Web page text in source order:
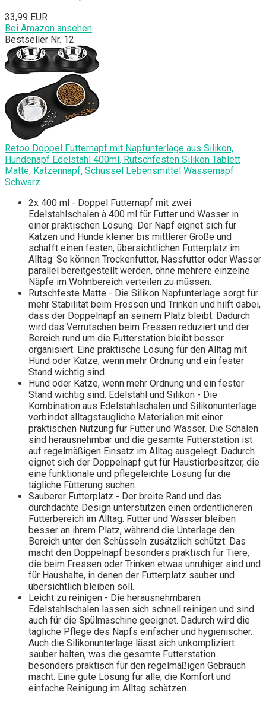
33,99 EUR
Bei Amazon ansehen
Bestseller Nr. 12
Retoo Doppel Futternapf mit Napfunterlage aus Silikon,
Hundenapf Edelstahl 400ml, Rutschfesten Silikon Tablett
Matte, Katzennapf, Schüssel Lebensmittel Wassernapf
Schwarz
2x 400 ml - Doppel Futternapf mit zwei
Edelstahlschalen à 400 ml für Futter und Wasser in
einer praktischen Lösung. Der Napf eignet sich für
Katzen und Hunde kleiner bis mittlerer Größe und
schafft einen festen, übersichtlichen Futterplatz im
Alltag. So können Trockenfutter, Nassfutter oder Wasser
parallel bereitgestellt werden, ohne mehrere einzelne
Näpfe im Wohnbereich verteilen zu müssen.
Rutschfeste Matte - Die Silikon Napfunterlage sorgt für
mehr Stabilität beim Fressen und Trinken und hilft dabei,
dass der Doppelnapf an seinem Platz bleibt. Dadurch
wird das Verrutschen beim Fressen reduziert und der
Bereich rund um die Futterstation bleibt besser
organisiert. Eine praktische Lösung für den Alltag mit
Hund oder Katze, wenn mehr Ordnung und ein fester
Stand wichtig sind.
Hund oder Katze, wenn mehr Ordnung und ein fester
Stand wichtig sind. Edelstahl und Silikon - Die
Kombination aus Edelstahlschalen und Silikonunterlage
verbindet alltagstaugliche Materialien mit einer
praktischen Nutzung für Futter und Wasser. Die Schalen
sind herausnehmbar und die gesamte Futterstation ist
auf regelmäßigen Einsatz im Alltag ausgelegt. Dadurch
eignet sich der Doppelnapf gut für Haustierbesitzer, die
eine funktionale und pflegeleichte Lösung für die
tägliche Fütterung suchen.
Sauberer Futterplatz - Der breite Rand und das
durchdachte Design unterstützen einen ordentlicheren
Futterbereich im Alltag. Futter und Wasser bleiben
besser an ihrem Platz, während die Unterlage den
Bereich unter den Schüsseln zusätzlich schützt. Das
macht den Doppelnapf besonders praktisch für Tiere,
die beim Fressen oder Trinken etwas unruhiger sind und
für Haushalte, in denen der Futterplatz sauber und
übersichtlich bleiben soll.
Leicht zu reinigen - Die herausnehmbaren
Edelstahlschalen lassen sich schnell reinigen und sind
auch für die Spülmaschine geeignet. Dadurch wird die
tägliche Pflege des Napfs einfacher und hygienischer.
Auch die Silikonunterlage lässt sich unkompliziert
sauber halten, was die gesamte Futterstation
besonders praktisch für den regelmäßigen Gebrauch
macht. Eine gute Lösung für alle, die Komfort und
einfache Reinigung im Alltag schätzen.